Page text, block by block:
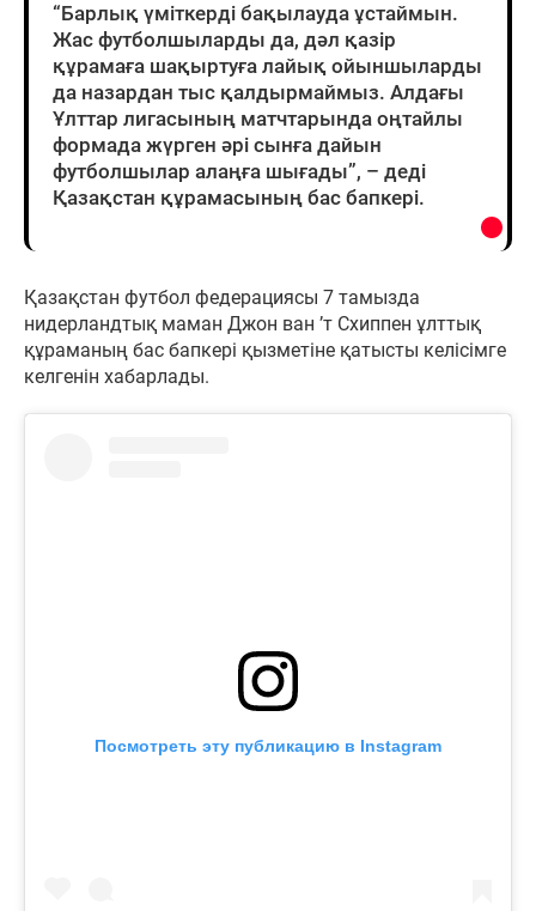
“Барлық үміткерді бақылауда ұстаймын.
Жас футболшыларды да, дәл қазір
құрамаға шақыртуға лайық ойыншыларды
да назардан тыс қалдырмаймыз. Алдағы
Ұлттар лигасының матчтарында оңтайлы
формада жүрген әрі сынға дайын
футболшылар алаңға шығады”, – деді
Қазақстан құрамасының бас бапкері.
Қазақстан футбол федерациясы 7 тамызда
нидерландтық маман Джон ван ’т Схиппен ұлттық
құраманың бас бапкері қызметіне қатысты келісімге
келгенін хабарлады.
Посмотреть эту публикацию в Instagram